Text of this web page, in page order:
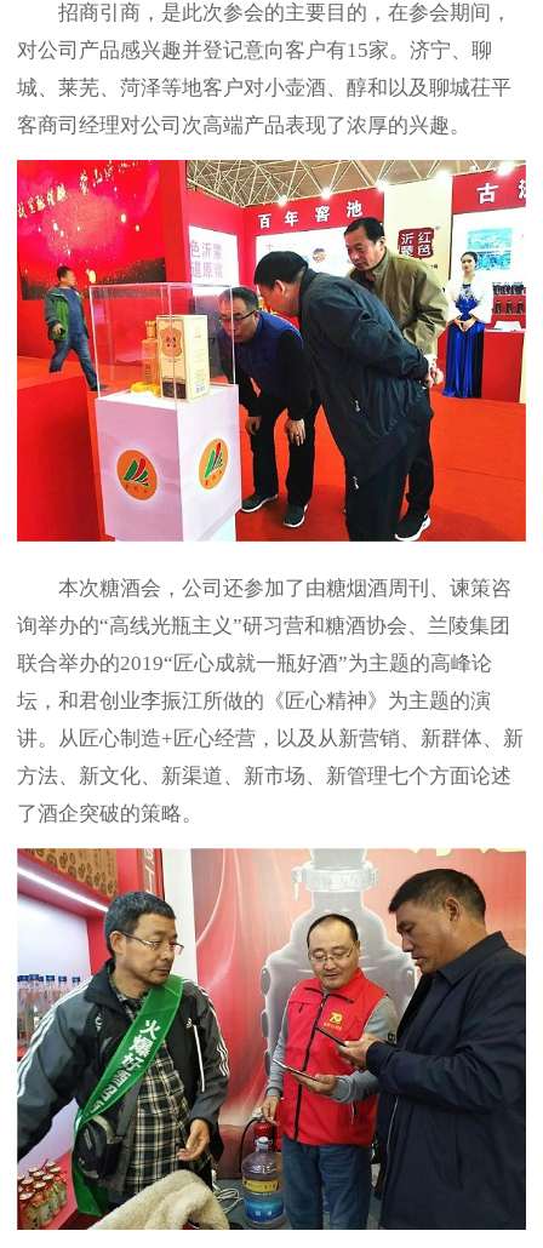
招商引商，是此次参会的主要目的，在参会期间，
对公司产品感兴趣并登记意向客户有15家。济宁、聊
城、莱芜、菏泽等地客户对小壶酒、醇和以及聊城茌平
客商司经理对公司次高端产品表现了浓厚的兴趣。
本次糖酒会，公司还参加了由糖烟酒周刊、谏策咨
询举办的“高线光瓶主义”研习营和糖酒协会、兰陵集团
联合举办的2019“匠心成就一瓶好酒”为主题的高峰论
坛，和君创业李振江所做的《匠心精神》为主题的演
讲。从匠心制造+匠心经营，以及从新营销、新群体、新
方法、新文化、新渠道、新市场、新管理七个方面论述
了酒企突破的策略。